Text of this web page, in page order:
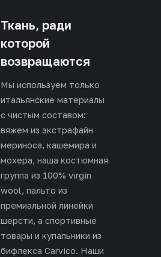
Ткань, ради
которой
возвращаются
Мы используем только
итальянские материалы
с чистым составом:
вяжем из экстрафайн
мериноса, кашемира и
мохера, наша костюмная
группа из 100% virgin
wool, пальто из
премиальной линейки
шерсти, а спортивные
товары и купальники из
бифлекса Carvico. Наши